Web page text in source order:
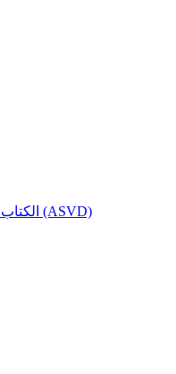
الكتاب المقدس ترجمة فانديك وسميث (ASVD)